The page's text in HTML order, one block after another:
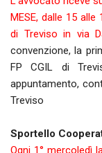
MESE, dalle 15
di Treviso in via
convenzione, la
FP CGIL di
appuntamento,
Treviso
Sportello
Ogni 1° mercoledì